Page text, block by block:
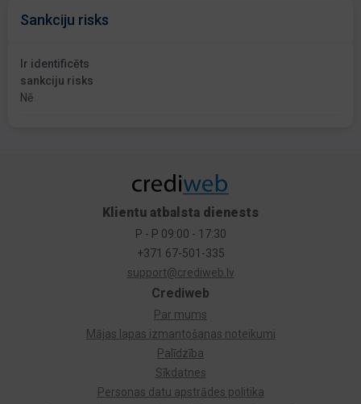
Sankciju risks
Ir identificēts
sankciju risks
Nē
Crediweb
Par mums
Mājas lapas izmantošanas noteikumi
Palīdzība
Sīkdatnes
Personas datu apstrādes politika
Klientu atbalsta dienests
P - P 09:00 - 17:30
+371 67-501-335
support@crediweb.lv